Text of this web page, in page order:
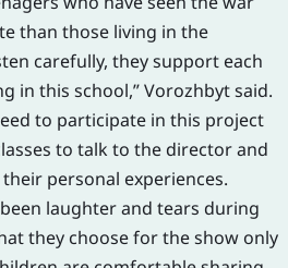
than those living in the
carefully, they support each
in this school,” Vorozhbyt said.
to participate in this project
to talk to the director and
personal experiences.
laughter and tears during
they choose for the show only